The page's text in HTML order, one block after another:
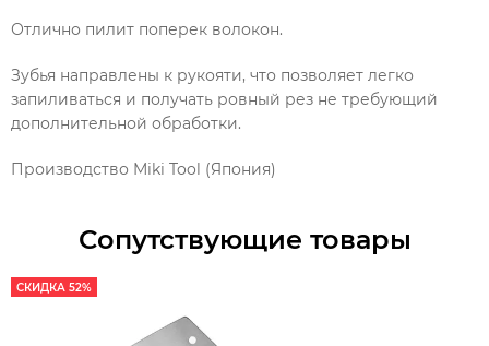
Отлично пилит поперек волокон.
Зубья направлены к рукояти, что позволяет легко
запиливаться и получать ровный рез не требующий
дополнительной обработки.
Производство Miki Tool (Япония)
Сопутствующие товары
СКИДКА 52%